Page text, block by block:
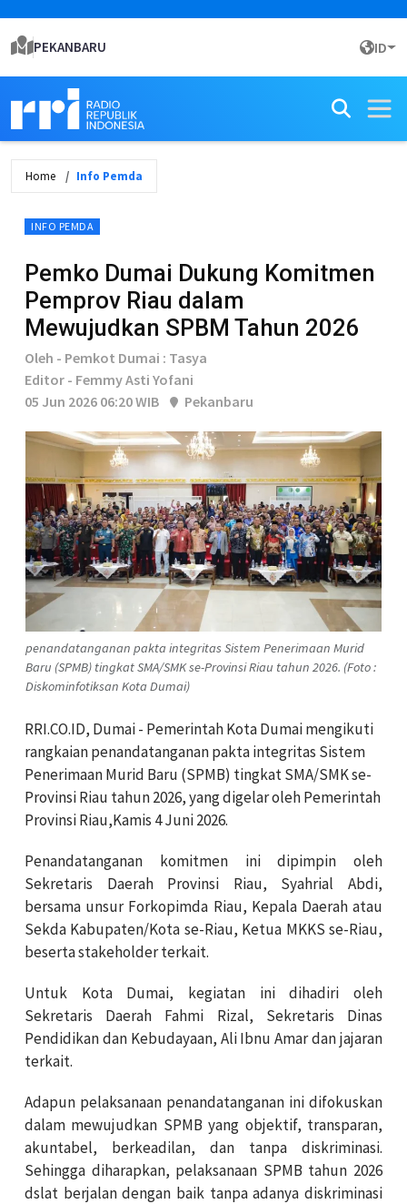
PEKANBARU ID
Home Info Pemda
INFO PEMDA
Pemko Dumai Dukung Komitmen
Pemprov Riau dalam
Mewujudkan SPBM Tahun 2026
Oleh - Pemkot Dumai : Tasya
Editor - Femmy Asti Yofani
05 Jun 2026 06:20 WIB
Pekanbaru
penandatanganan pakta integritas Sistem Penerimaan Murid
Baru (SPMB) tingkat SMA/SMK se-Provinsi Riau tahun 2026. (Foto :
Diskominfotiksan Kota Dumai)
RRI.CO.ID, Dumai - Pemerintah Kota Dumai mengikuti
rangkaian penandatanganan pakta integritas Sistem
Penerimaan Murid Baru (SPMB) tingkat SMA/SMK se-
Provinsi Riau tahun 2026, yang digelar oleh Pemerintah
Provinsi Riau,Kamis 4 Juni 2026.
Penandatanganan komitmen ini dipimpin oleh
Sekretaris Daerah Provinsi Riau, Syahrial Abdi,
bersama unsur Forkopimda Riau, Kepala Daerah atau
Sekda Kabupaten/Kota se-Riau, Ketua MKKS se-Riau,
beserta stakeholder terkait.
Untuk Kota Dumai, kegiatan ini dihadiri oleh
Sekretaris Daerah Fahmi Rizal, Sekretaris Dinas
Pendidikan dan Kebudayaan, Ali Ibnu Amar dan jajaran
terkait.
Adapun pelaksanaan penandatanganan ini difokuskan
dalam mewujudkan SPMB yang objektif, transparan,
akuntabel, berkeadilan, dan tanpa diskriminasi.
Sehingga diharapkan, pelaksanaan SPMB tahun 2026
dslat berjalan dengan baik tanpa adanya diskriminasi